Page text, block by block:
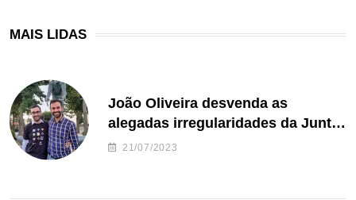
MAIS LIDAS
João Oliveira desvenda as
alegadas irregularidades da Junta
de Freguesia S. João de Ver
21/07/2023